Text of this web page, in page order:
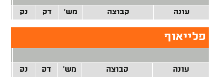
עונה
קבוצה מש' דק נק
פלייאוף
עונה
קבוצה מש' דק נק